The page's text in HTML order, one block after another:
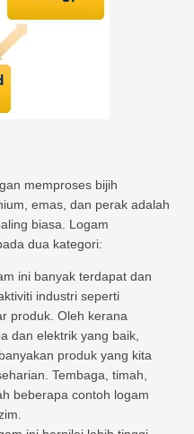
memproses bijih
emas, dan perak adalah
biasa. Logam
dua kategori:
ini banyak terdapat dan
industri seperti
produk. Oleh kerana
dan elektrik yang baik,
produk yang kita
Tembaga, timah,
beberapa contoh logam